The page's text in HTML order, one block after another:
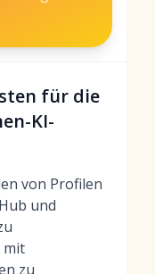
für die
KI-
von Profilen
und
mit
zu